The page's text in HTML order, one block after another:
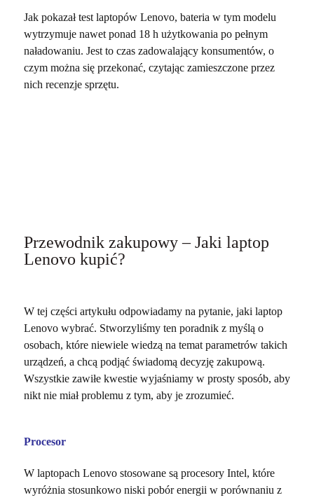
Jak pokazał test laptopów Lenovo, bateria w tym modelu
wytrzymuje nawet ponad 18 h użytkowania po pełnym
naładowaniu. Jest to czas zadowalający konsumentów, o
czym można się przekonać, czytając zamieszczone przez
nich recenzje sprzętu.
Przewodnik zakupowy – Jaki laptop
Lenovo kupić?
W tej części artykułu odpowiadamy na pytanie, jaki laptop
Lenovo wybrać. Stworzyliśmy ten poradnik z myślą o
osobach, które niewiele wiedzą na temat parametrów takich
urządzeń, a chcą podjąć świadomą decyzję zakupową.
Wszystkie zawiłe kwestie wyjaśniamy w prosty sposób, aby
nikt nie miał problemu z tym, aby je zrozumieć.
Procesor
W laptopach Lenovo stosowane są procesory Intel, które
wyróżnia stosunkowo niski pobór energii w porównaniu z